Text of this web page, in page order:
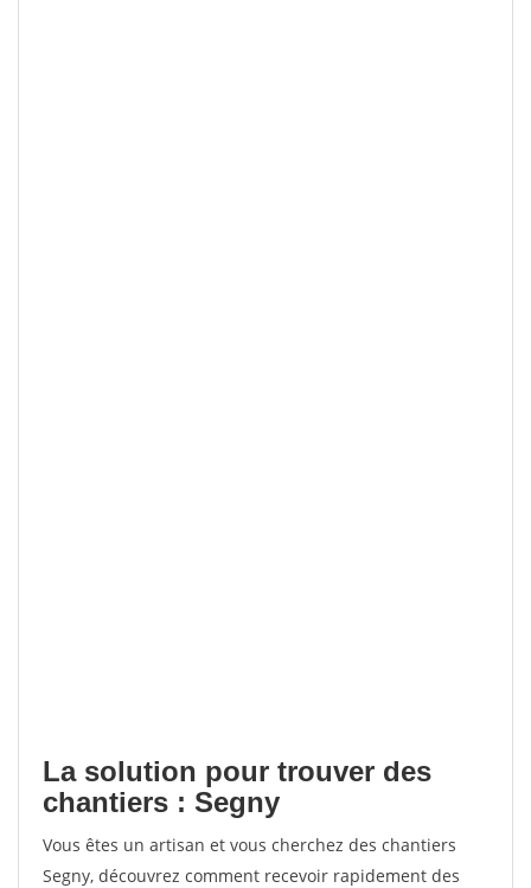
La solution pour trouver des
chantiers : Segny
Vous êtes un artisan et vous cherchez des chantiers
Segny, découvrez comment recevoir rapidement des